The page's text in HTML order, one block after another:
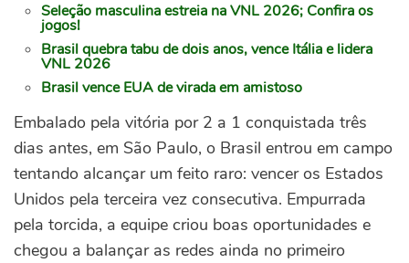
Seleção masculina estreia na VNL 2026; Confira os
jogos!
Brasil quebra tabu de dois anos, vence Itália e lidera
VNL 2026
Brasil vence EUA de virada em amistoso
Embalado pela vitória por 2 a 1 conquistada três
dias antes, em São Paulo, o Brasil entrou em campo
tentando alcançar um feito raro: vencer os Estados
Unidos pela terceira vez consecutiva. Empurrada
pela torcida, a equipe criou boas oportunidades e
chegou a balançar as redes ainda no primeiro